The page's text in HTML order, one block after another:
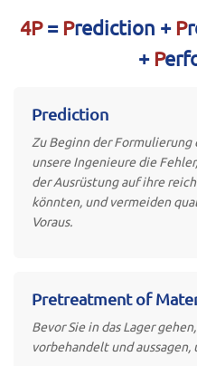
4P=Prediction +P
+P
Prediction
Zu Beginn der
unsere Ingenieure die
der Ausrüstung auf ihre
könnten, und vermeiden
Voraus.
Pretreatment of
Bevor Sie in das Lager
vorbehandelt und